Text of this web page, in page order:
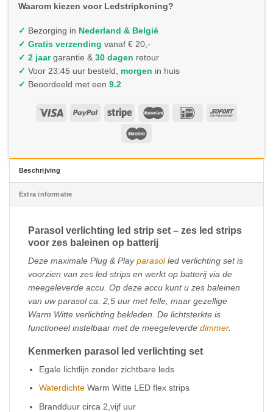
Waarom kiezen voor Ledstripkoning?
✓ Bezorging in Nederland & België
✓ Gratis verzending vanaf € 20,-
✓ 2 jaargarantie & 30 dagen retour
✓ Voor 23:45 uur besteld, morgen in huis
✓ Beoordeeld met een 9.2
Beschrijving
Extra informatie
Parasol verlichting led strip set – zes led strips
voor zes baleinen op batterij
Deze maximale Plug & Playparasolled verlichting set is
voorzien van zes led strips en werkt op batterij via de
meegeleverde accu. Op deze accu kunt u zes baleinen
van uw parasol ca. 2,5 uur met felle, maar gezellige
Warm Witte verlichting bekleden. De lichtsterkte is
functioneel instelbaar met de meegeleverde dimmer.
Kenmerken parasol led verlichting set
Egale lichtlijn zonder zichtbare leds
Waterdichte Warm Witte LED flex strips
Brandduur circa 2,vijf uur